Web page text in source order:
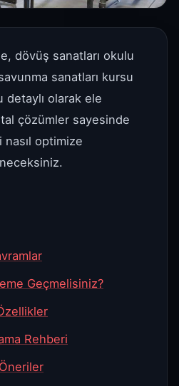
dövüş sanatları okulu
sanatları kursu
detaylı olarak ele
çözümler sayesinde
optimize
Geçmelisiniz?
Rehberi